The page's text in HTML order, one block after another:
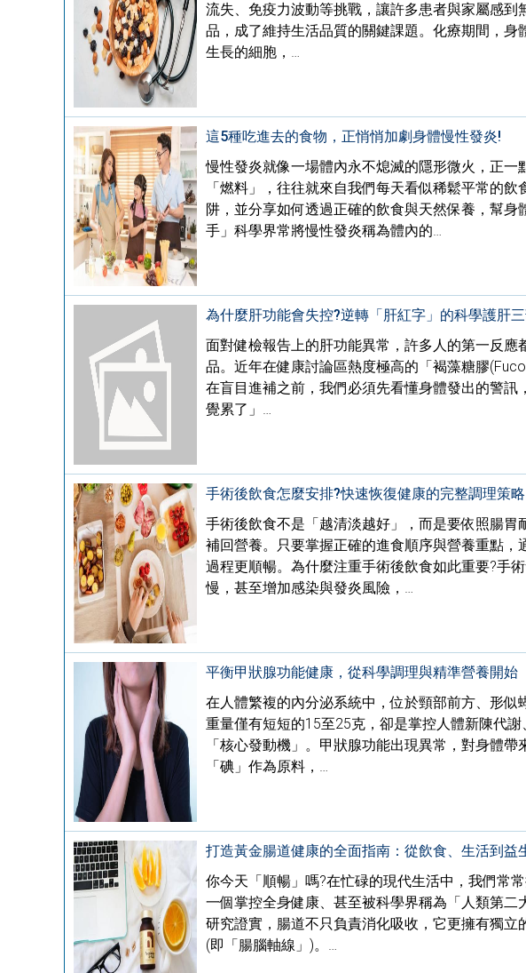
流失、免疫力波動等挑戰，讓許多患者與家屬感
品，成了維持生活品質的關鍵課題。化療期間，
生長的細胞，…
這5種吃進去的食物，正悄悄加劇身體慢性發炎!
慢性發炎就像一場體內永不熄滅的隱形微火，正
「燃料」，往往就來自我們每天看似稀鬆平常的
阱，並分享如何透過正確的飲食與天然保養，幫
手」科學界常將慢性發炎稱為體內的…
為什麼肝功能會失控?逆轉「肝紅字」的科學護肝
面對健檢報告上的肝功能異常，許多人的第一反
品。近年在健康討論區熱度極高的「褐藻糖膠
在盲目進補之前，我們必須先看懂身體發出的警
覺累了」…
手術後飲食怎麼安排?快速恢復健康的完整調理策略
手術後飲食不是「越清淡越好」，而是要依照腸
補回營養。只要掌握正確的進食順序與營養重點
過程更順暢。為什麼注重手術後飲食如此重要?手
慢，甚至增加感染與發炎風險，…
平衡甲狀腺功能健康，從科學調理與精準營養開始
在人體繁複的內分泌系統中，位於頸部前方、形
重量僅有短短的15至25克，卻是掌控人體新陳代
「核心發動機」。甲狀腺功能出現異常，對身體
「碘」作為原料，…
打造黃金腸道健康的全面指南：從飲食、生活到益
你今天「順暢」嗎?在忙碌的現代生活中，我們常
一個掌控全身健康、甚至被科學界稱為「人類第
研究證實，腸道不只負責消化吸收，它更擁有獨
(即「腸腦軸線」)。…